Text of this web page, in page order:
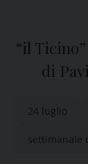
“il
di
24 luglio
settimanale